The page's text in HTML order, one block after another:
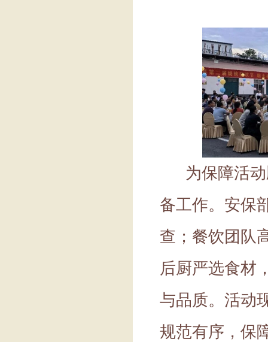
为保障活
备工作。安保
查；餐饮团队
后厨严选食材
与品质。活动
规范有序，保